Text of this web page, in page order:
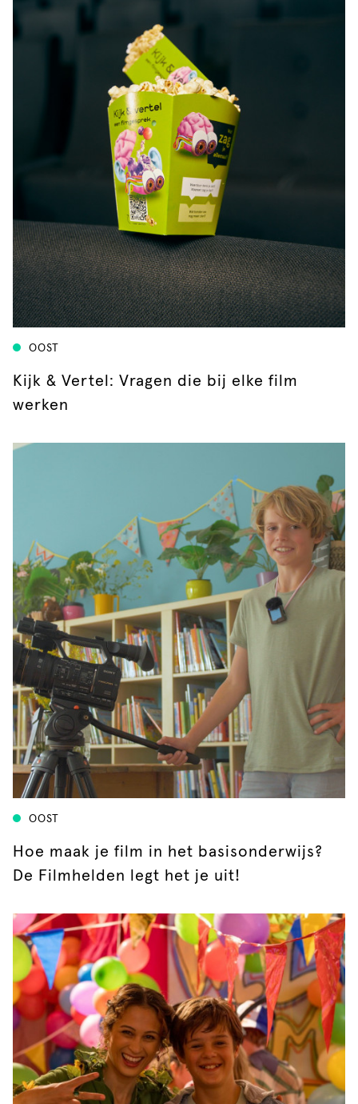
OOST
Kijk & Vertel: Vragen die bij elke film
werken
OOST
Hoe maak je film in het basisonderwijs?
De Filmhelden legt het je uit!